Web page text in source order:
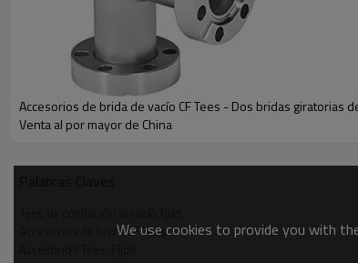
Accesorios de brida
Ruijia
Accesorios de brida de vacío CF Tees - Dos bridas giratorias
Venta al por mayor de China
Accesorios de brida CF TeesWe use cookies to provide you with